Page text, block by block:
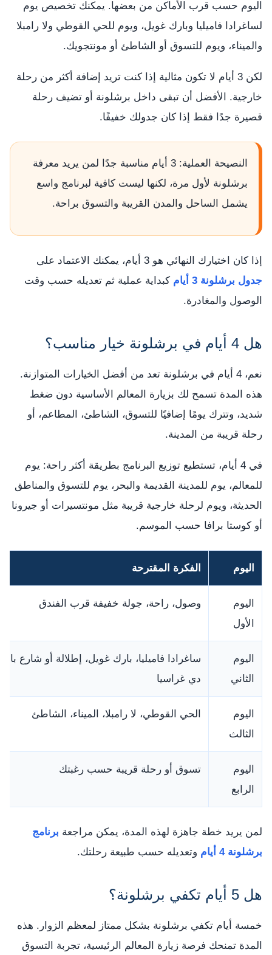
اليوم حسب قرب الأماكن من بعضها. يمكنك تخصيص يوم
لساغرادا فاميليا وبارك غويل، ويوم للحي القوطي ولا رامبلا
والميناء، ويوم للتسوق أو الشاطئ أو مونتجويك.
لكن 3 أيام لا تكون مثالية إذا كنت تريد إضافة أكثر من رحلة
خارجية. الأفضل أن تبقى داخل برشلونة أو تضيف رحلة
قصيرة جدًا فقط إذا كان جدولك خفيفًا.
النصيحة العملية: 3 أيام مناسبة جدًا لمن يريد معرفة
برشلونة لأول مرة، لكنها ليست كافية لبرنامج واسع
يشمل الساحل والمدن القريبة والتسوق براحة.
إذا كان اختيارك النهائي هو 3 أيام، يمكنك الاعتماد على
جدول برشلونة 3 أيام
كبداية عملية ثم تعديله حسب وقت
الوصول والمغادرة.
هل 4 أيام في برشلونة خيار مناسب؟
نعم، 4 أيام في برشلونة تعد من أفضل الخيارات المتوازنة.
هذه المدة تسمح لك بزيارة المعالم الأساسية دون ضغط
شديد، وتترك يومًا إضافيًا للتسوق، الشاطئ، المطاعم، أو
رحلة قريبة من المدينة.
في 4 أيام، تستطيع توزيع البرنامج بطريقة أكثر راحة: يوم
للمعالم، يوم للمدينة القديمة والبحر، يوم للتسوق والمناطق
الحديثة، ويوم لرحلة خارجية قريبة مثل مونتسيرات أو جيرونا
أو كوستا برافا حسب الموسم.
اليوم الفكرة المقترحة
اليوم
الأول
وصول، راحة، جولة خفيفة قرب الفندق
اليوم
الثاني
ساغرادا فاميليا، بارك غويل، إطلالة أو شارع
دي غراسيا
اليوم
الثالث
الحي القوطي، لا رامبلا، الميناء، الشاطئ
اليوم
الرابع
تسوق أو رحلة قريبة حسب رغبتك
لمن يريد خطة جاهزة لهذه المدة، يمكن مراجعة برنامج
برشلونة 4 أيام
وتعديله حسب طبيعة رحلتك.
هل 5 أيام تكفي برشلونة؟
خمسة أيام تكفي برشلونة بشكل ممتاز لمعظم الزوار. هذه
المدة تمنحك فرصة زيارة المعالم الرئيسية، تجربة التسوق